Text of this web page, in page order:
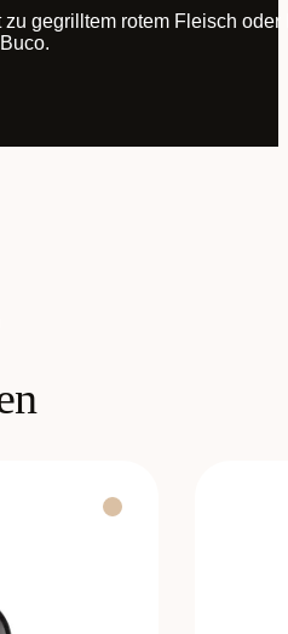
zu gegrilltem rotem Fleisch